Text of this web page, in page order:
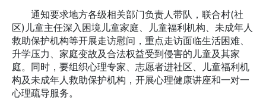
通知要求地方各级相关部门负责人带队，联合村(社
区)儿童主任深入困境儿童家庭、儿童福利机构、未成年人
救助保护机构等开展走访慰问，重点走访面临生活困难、
升学压力、家庭变故及合法权益受到侵害的儿童及其家
庭。同时，要组织心理专家、志愿者进社区、儿童福利机
构及未成年人救助保护机构，开展心理健康讲座和一对一
心理疏导服务。